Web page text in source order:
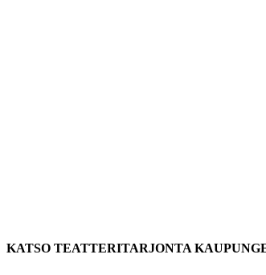
KATSO TEATTERITARJONTA